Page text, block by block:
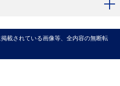
載されている画像等、全内容の無断転